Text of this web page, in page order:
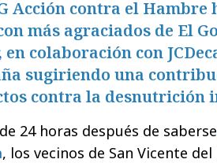
Acción contra el Hambre
más agraciados de El
en colaboración con
sugiriendo una
contra la desnutrición
24 horas después de saberse
, los vecinos de San Vicente